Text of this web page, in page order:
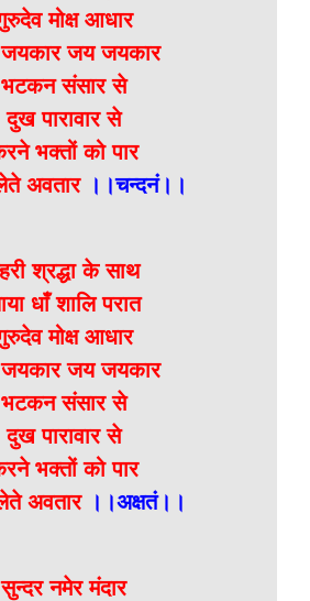
मोक्ष आधार
जय जयकार
भटकन संसार से
दुख पारावार से
भक्तों को पार
अवतार ।।चन्दनं।।
श्रद्धा के साथ
धाँ शालि परात
मोक्ष आधार
जय जयकार
भटकन संसार से
दुख पारावार से
भक्तों को पार
अवतार।।अक्षतं।।
सुन्दर नमेर मंदार